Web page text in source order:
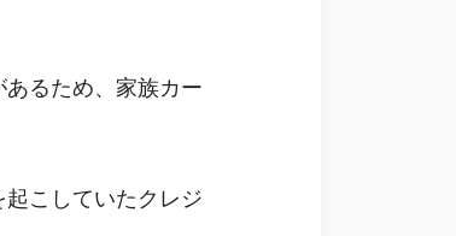
るため、家族カー
こしていたクレジ